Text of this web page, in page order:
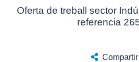
Oferta de treball sector
referencia
Compartir